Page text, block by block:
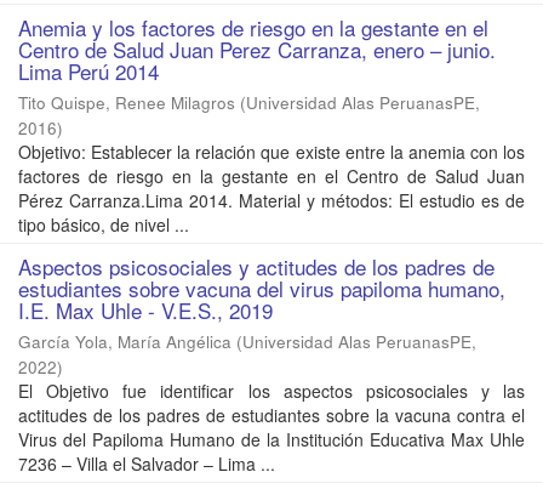
Anemia y los factores de riesgo en la gestante en el
Centro de Salud Juan Perez Carranza, enero – junio.
Lima Perú 2014
Tito Quispe, Renee Milagros (Universidad Alas PeruanasPE,
2016)
Objetivo: Establecer la relación que existe entre la anemia con los
factores de riesgo en la gestante en el Centro de Salud Juan
Pérez Carranza.Lima 2014. Material y métodos: El estudio es de
tipo básico, de nivel ...
Aspectos psicosociales y actitudes de los padres de
estudiantes sobre vacuna del virus papiloma humano,
I.E. Max Uhle - V.E.S., 2019
García Yola, María Angélica (Universidad Alas PeruanasPE,
2022)
El Objetivo fue identificar los aspectos psicosociales y las
actitudes de los padres de estudiantes sobre la vacuna contra el
Virus del Papiloma Humano de la Institución Educativa Max Uhle
7236 – Villa el Salvador – Lima ...